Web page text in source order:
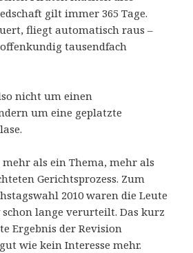
gilt immer 365 Tage.
fliegt automatisch raus –
tausendfach
nicht um einen
um eine geplatzte
als ein Thema, mehr als
Gerichtsprozess. Zum
2010 waren die Leute
schon lange verurteilt. Das kurz
Ergebnis der Revision
wie kein Interesse mehr.